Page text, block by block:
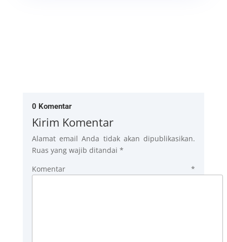
0 Komentar
Kirim Komentar
Alamat email Anda tidak akan dipublikasikan.
Ruas yang wajib ditandai *
Komentar*